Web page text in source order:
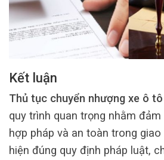
Kết luận
Thủ tục chuyển nhượng xe ô
quy trình quan trọng nhằm
hợp pháp và an toàn trong
hiện đúng quy định pháp luật,